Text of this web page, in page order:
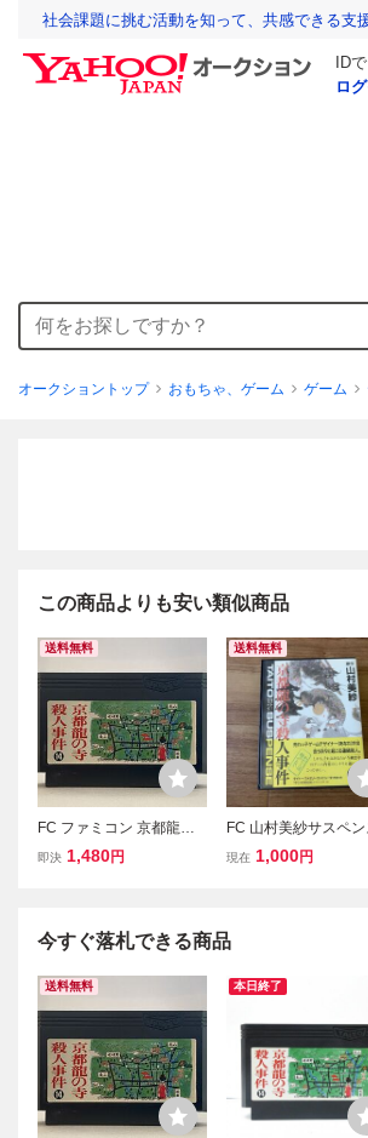
社会課題に挑む活動を知って、共感できる支
ID
ロ
オークショントップ おもちゃ、ゲーム ゲーム
この商品よりも安い類似商品
送料無料
FC ファミコン 京都龍の
寺殺人事件
即決 1,480円
送料無料
FC 山村美紗サスペン
京都龍の寺殺人事件
現在 1,000円
今すぐ落札できる商品
送料無料 本日終了